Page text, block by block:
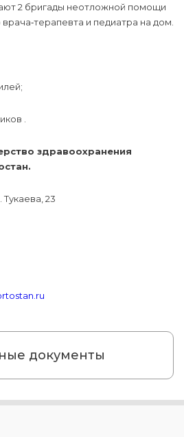
2 бригады неотложной помощи
и педиатра на дом.
.
здравоохранения
23
документы